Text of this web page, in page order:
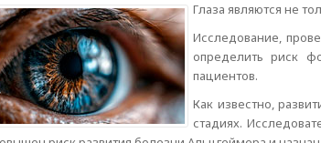
Глаза являются не
Исследование,
определить риск
пациентов.
Как известно,
стадиях.